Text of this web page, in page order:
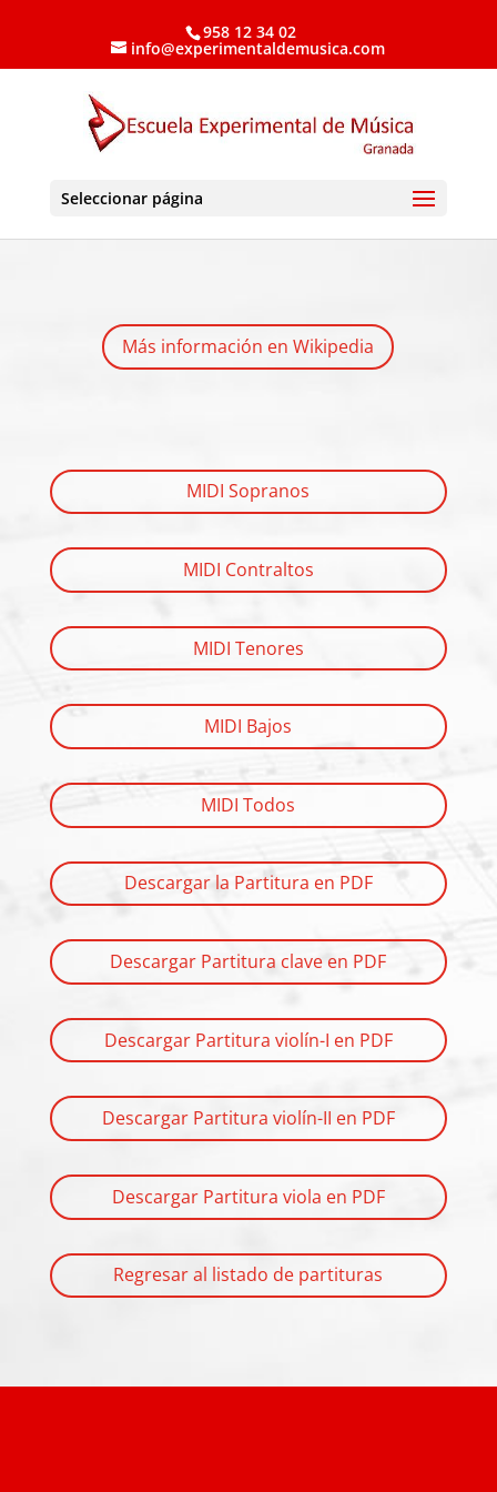
958 12 34 02
info@experimentaldemusica.com
Seleccionar página
Más información en Wikipedia
MIDI Sopranos
MIDI Contraltos
MIDI Tenores
MIDI Bajos
MIDI Todos
Descargar la Partitura en PDF
Descargar Partitura clave en PDF
Descargar Partitura violín-I en PDF
Descargar Partitura violín-II en PDF
Descargar Partitura viola en PDF
Regresar al listado de partituras